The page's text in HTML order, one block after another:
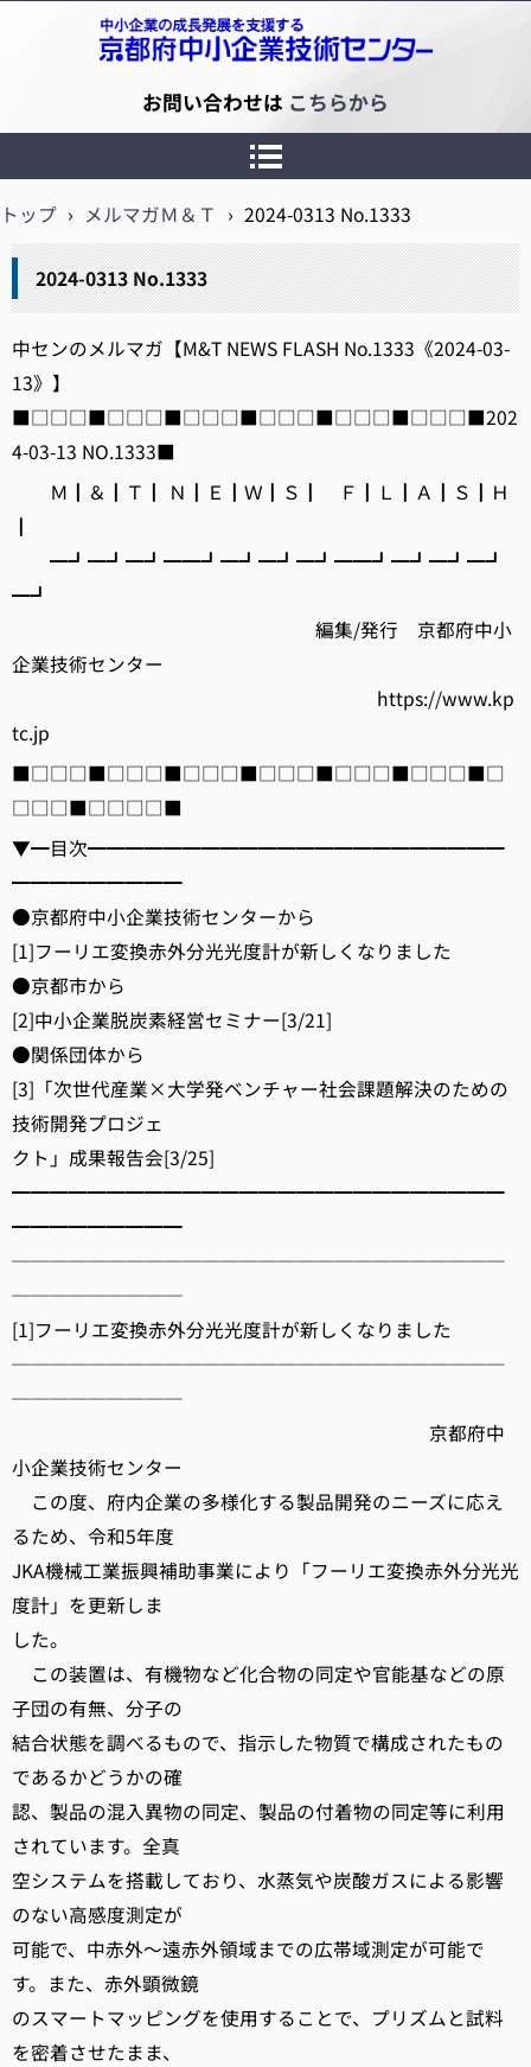
京都府中小企業技術センター
お問い合わせは こちらから
トップ › メルマガＭ＆Ｔ › 2024-0313 No.1333
2024-0313 No.1333
中センのメルマガ【M&T NEWS FLASH No.1333《2024-03-
13》】
■□□□■□□□■□□□■□□□■□□□■□□□■202
4-03-13 NO.1333■
Ｍ┃＆┃Ｔ┃ Ｎ┃Ｅ┃Ｗ┃Ｓ┃ Ｆ┃Ｌ┃Ａ┃Ｓ┃Ｈ
┃
━┛━┛━┛━━┛━┛━┛━┛━━┛━┛━┛━┛
━┛
編集/発行 京都府中小
企業技術センター
https://www.kp
tc.jp
■□□□■□□□■□□□■□□□■□□□■□□□■□
□□□■□□□□■
▼━目次━━━━━━━━━━━━━━━━━━━━━━
━━━━━━━━━
●京都府中小企業技術センターから
[1]フーリエ変換赤外分光光度計が新しくなりました
●京都市から
[2]中小企業脱炭素経営セミナー[3/21]
●関係団体から
[3]「次世代産業×大学発ベンチャー社会課題解決のための
技術開発プロジェ
クト」成果報告会[3/25]
━━━━━━━━━━━━━━━━━━━━━━━━━━
━━━━━━━━━
──────────────────────────
─────────
[1]フーリエ変換赤外分光光度計が新しくなりました
──────────────────────────
─────────
京都府中
小企業技術センター
この度、府内企業の多様化する製品開発のニーズに応え
るため、令和5年度
JKA機械工業振興補助事業により「フーリエ変換赤外分光光
度計」を更新しま
した。
この装置は、有機物など化合物の同定や官能基などの原
子団の有無、分子の
結合状態を調べるもので、指示した物質で構成されたもの
であるかどうかの確
認、製品の混入異物の同定、製品の付着物の同定等に利用
されています。全真
空システムを搭載しており、水蒸気や炭酸ガスによる影響
のない高感度測定が
可能で、中赤外～遠赤外領域までの広帯域測定が可能で
す。また、赤外顕微鏡
のスマートマッピングを使用することで、プリズムと試料
を密着させたまま、